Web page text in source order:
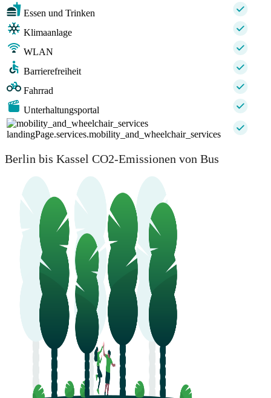
Essen und Trinken
Klimaanlage
WLAN
Barrierefreiheit
Fahrrad
Unterhaltungsportal
landingPage.services.mobility_and_wheelchair_services
Berlin bis Kassel CO2-Emissionen von Bus